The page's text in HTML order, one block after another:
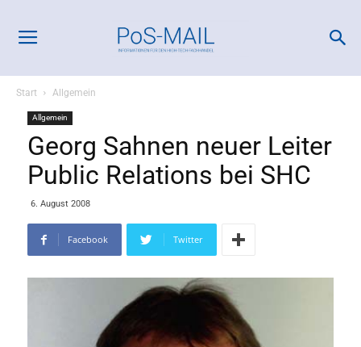
Start Allgemein
Allgemein
Georg Sahnen neuer Leiter
Public Relations bei SHC
6. August 2008
Facebook Twitter